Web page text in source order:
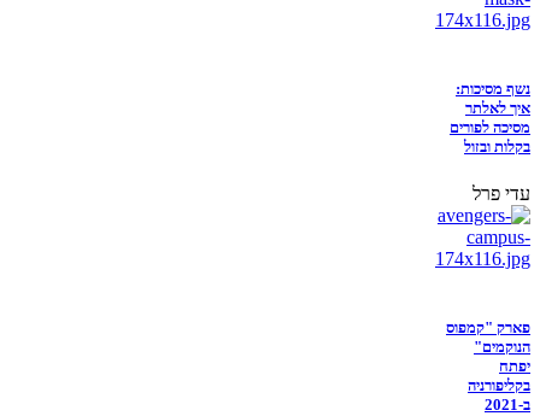
נשף מסיכות:
איך לאלתר
מסיכה לפורים
בקלות ובזול
עדי פרל
פארק "קמפוס
הנוקמים"
יפתח
בקליפורניה
ב-2021